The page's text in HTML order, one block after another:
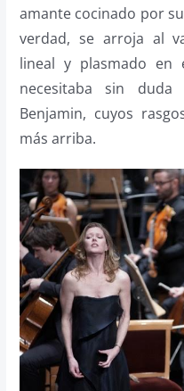
amante cocinado por
verdad, se arroja al
lineal y plasmado en
necesitaba sin
Benjamin, cuyos
más arriba.